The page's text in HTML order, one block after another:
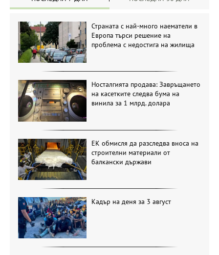
Страната с най-много наематели в
Европа търси решение на
проблема с недостига на жилища
Носталгията продава: Завръщането
на касетките следва бума на
винила за 1 млрд. долара
ЕК обмисля да разследва вноса на
строителни материали от
балкански държави
Кадър на деня за 3 август